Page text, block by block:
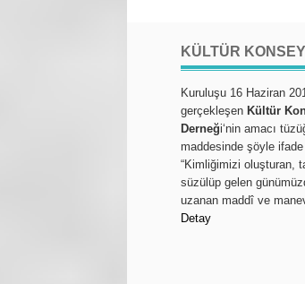
KÜLTÜR KONSEYI
Kuruluşu 16 Haziran
gerçekleşen Kültür
Derneği‘nin amacı
maddesinde şöyle
“Kimliğimizi oluşturan,
süzülüp gelen
uzanan maddî ve
Detay